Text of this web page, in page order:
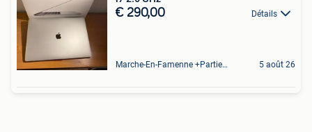
€ 290,00 Détails
Marche-En-Famenne +Partie De Baillonville Et Noiseux 5 août 26